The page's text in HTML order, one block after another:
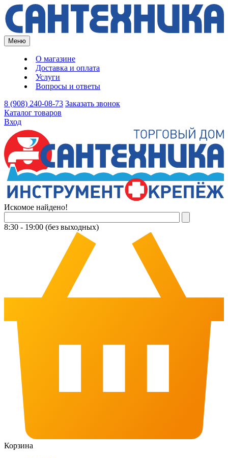
Меню
О магазине
Доставка и оплата
Услуги
Вопросы и ответы
8 (908) 240-08-73 Заказать звонок
Каталог товаров
Вход
Искомое найдено!
8:30 - 19:00 (без выходных)
Корзина